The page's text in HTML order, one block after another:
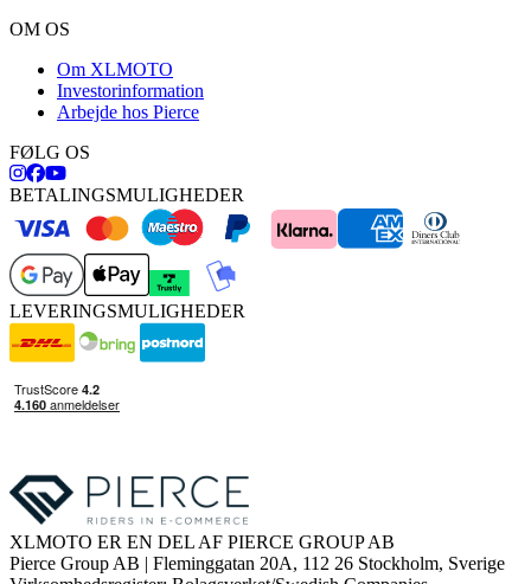
OM OS
Om XLMOTO
Investorinformation
Arbejde hos Pierce
FØLG OS
BETALINGSMULIGHEDER
LEVERINGSMULIGHEDER
XLMOTO ER EN DEL AF PIERCE GROUP AB
Pierce Group AB | Fleminggatan 20A, 112 26 Stockholm, Sverige